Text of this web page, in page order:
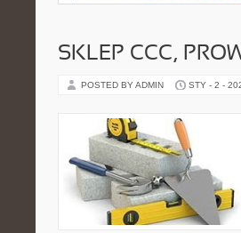
SKLEP CCC,
POSTED BY ADMIN STY - 2 -